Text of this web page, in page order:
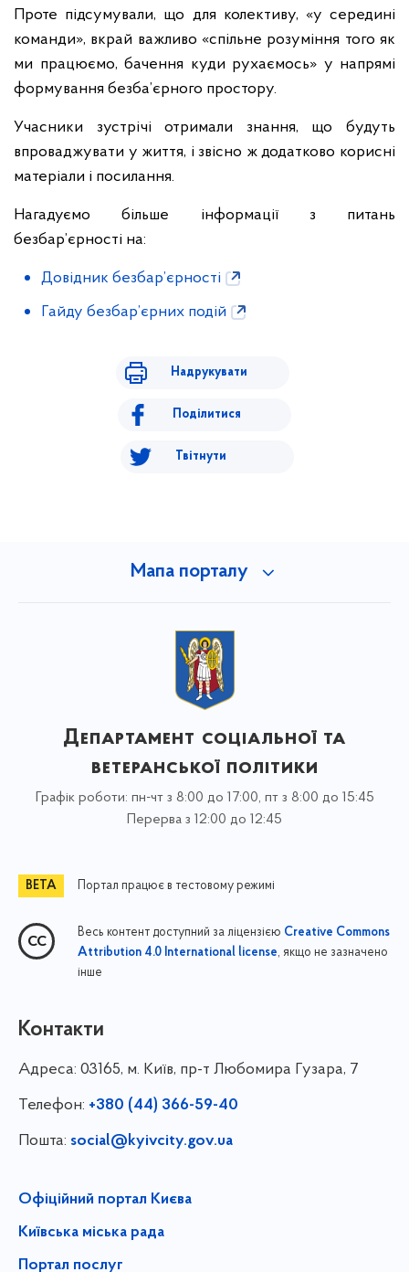
Проте підсумували, що для колективу, «у середині
команди», вкрай важливо «спільне розуміння того як
ми працюємо, бачення куди рухаємось» у напрямі
формування безба’єрного простору.
Учасники зустрічі отримали знання, що будуть
впроваджувати у життя, і звісно ж додатково корисні
матеріали і посилання.
Нагадуємо більше інформації з питань
безбар’єрності на:
Довідник безбар’єрності
Гайду безбар’єрних подій
Надрукувати
Поділитися
Твітнути
Мапа порталу
Департамент соціальної та
ветеранської політики
Графік роботи: пн-чт з 8:00 до 17:00, пт з 8:00 до 15:45
Перерва з 12:00 до 12:45
Портал працює в тестовому режимі
Весь контент доступний за ліцензією Creative Commons
Attribution 4.0 International license, якщо не зазначено
інше
Контакти
Адреса: 03165, м. Київ, пр-т Любомира Гузара, 7
Телефон: +380 (44) 366-59-40
Пошта: social@kyivcity.gov.ua
Офіційний портал Києва
Київська міська рада
Портал послуг